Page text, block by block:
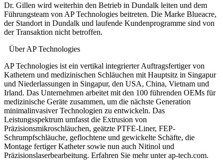
Dr. Gillen wird weiterhin den Betrieb in Dundalk leiten und dem
Führungsteam von AP Technologies beitreten. Die Marke Blueacre,
der Standort in Dundalk und laufende Kundenprogramme sind von
der Transaktion nicht betroffen.
Über AP Technologies
AP Technologies ist ein vertikal integrierter Auftragsfertiger von
Kathetern und medizinischen Schläuchen mit Hauptsitz in Singapur
und Niederlassungen in Singapur, den USA, China, Vietnam und
Irland. Das Unternehmen arbeitet mit den 100 führenden OEMs für
medizinische Geräte zusammen, um die nächste Generation
minimalinvasiver Technologien zu entwickeln. Das
Leistungsspektrum umfasst die Extrusion von
Präzisionsmikroschläuchen, geätzte PTFE-Liner, FEP-
Schrumpfschläuche, geflochtene und gewickelte Schäfte, die
Montage fertiger Katheter sowie nun auch Nitinol und
Präzisionslaserbearbeitung. Erfahren Sie mehr unter ap-tech.com.